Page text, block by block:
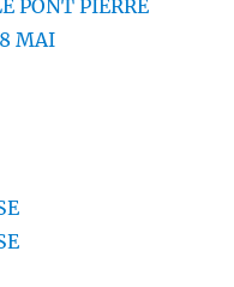
PONT PIERRE
MAI